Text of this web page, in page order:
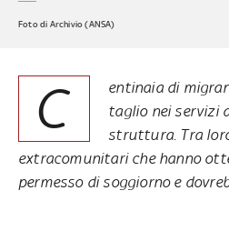
Foto di Archivio (ANSA)
C
entinaia di
taglio nei servizi
struttura. Tra
extracomunitari che hanno
permesso di soggiorno e